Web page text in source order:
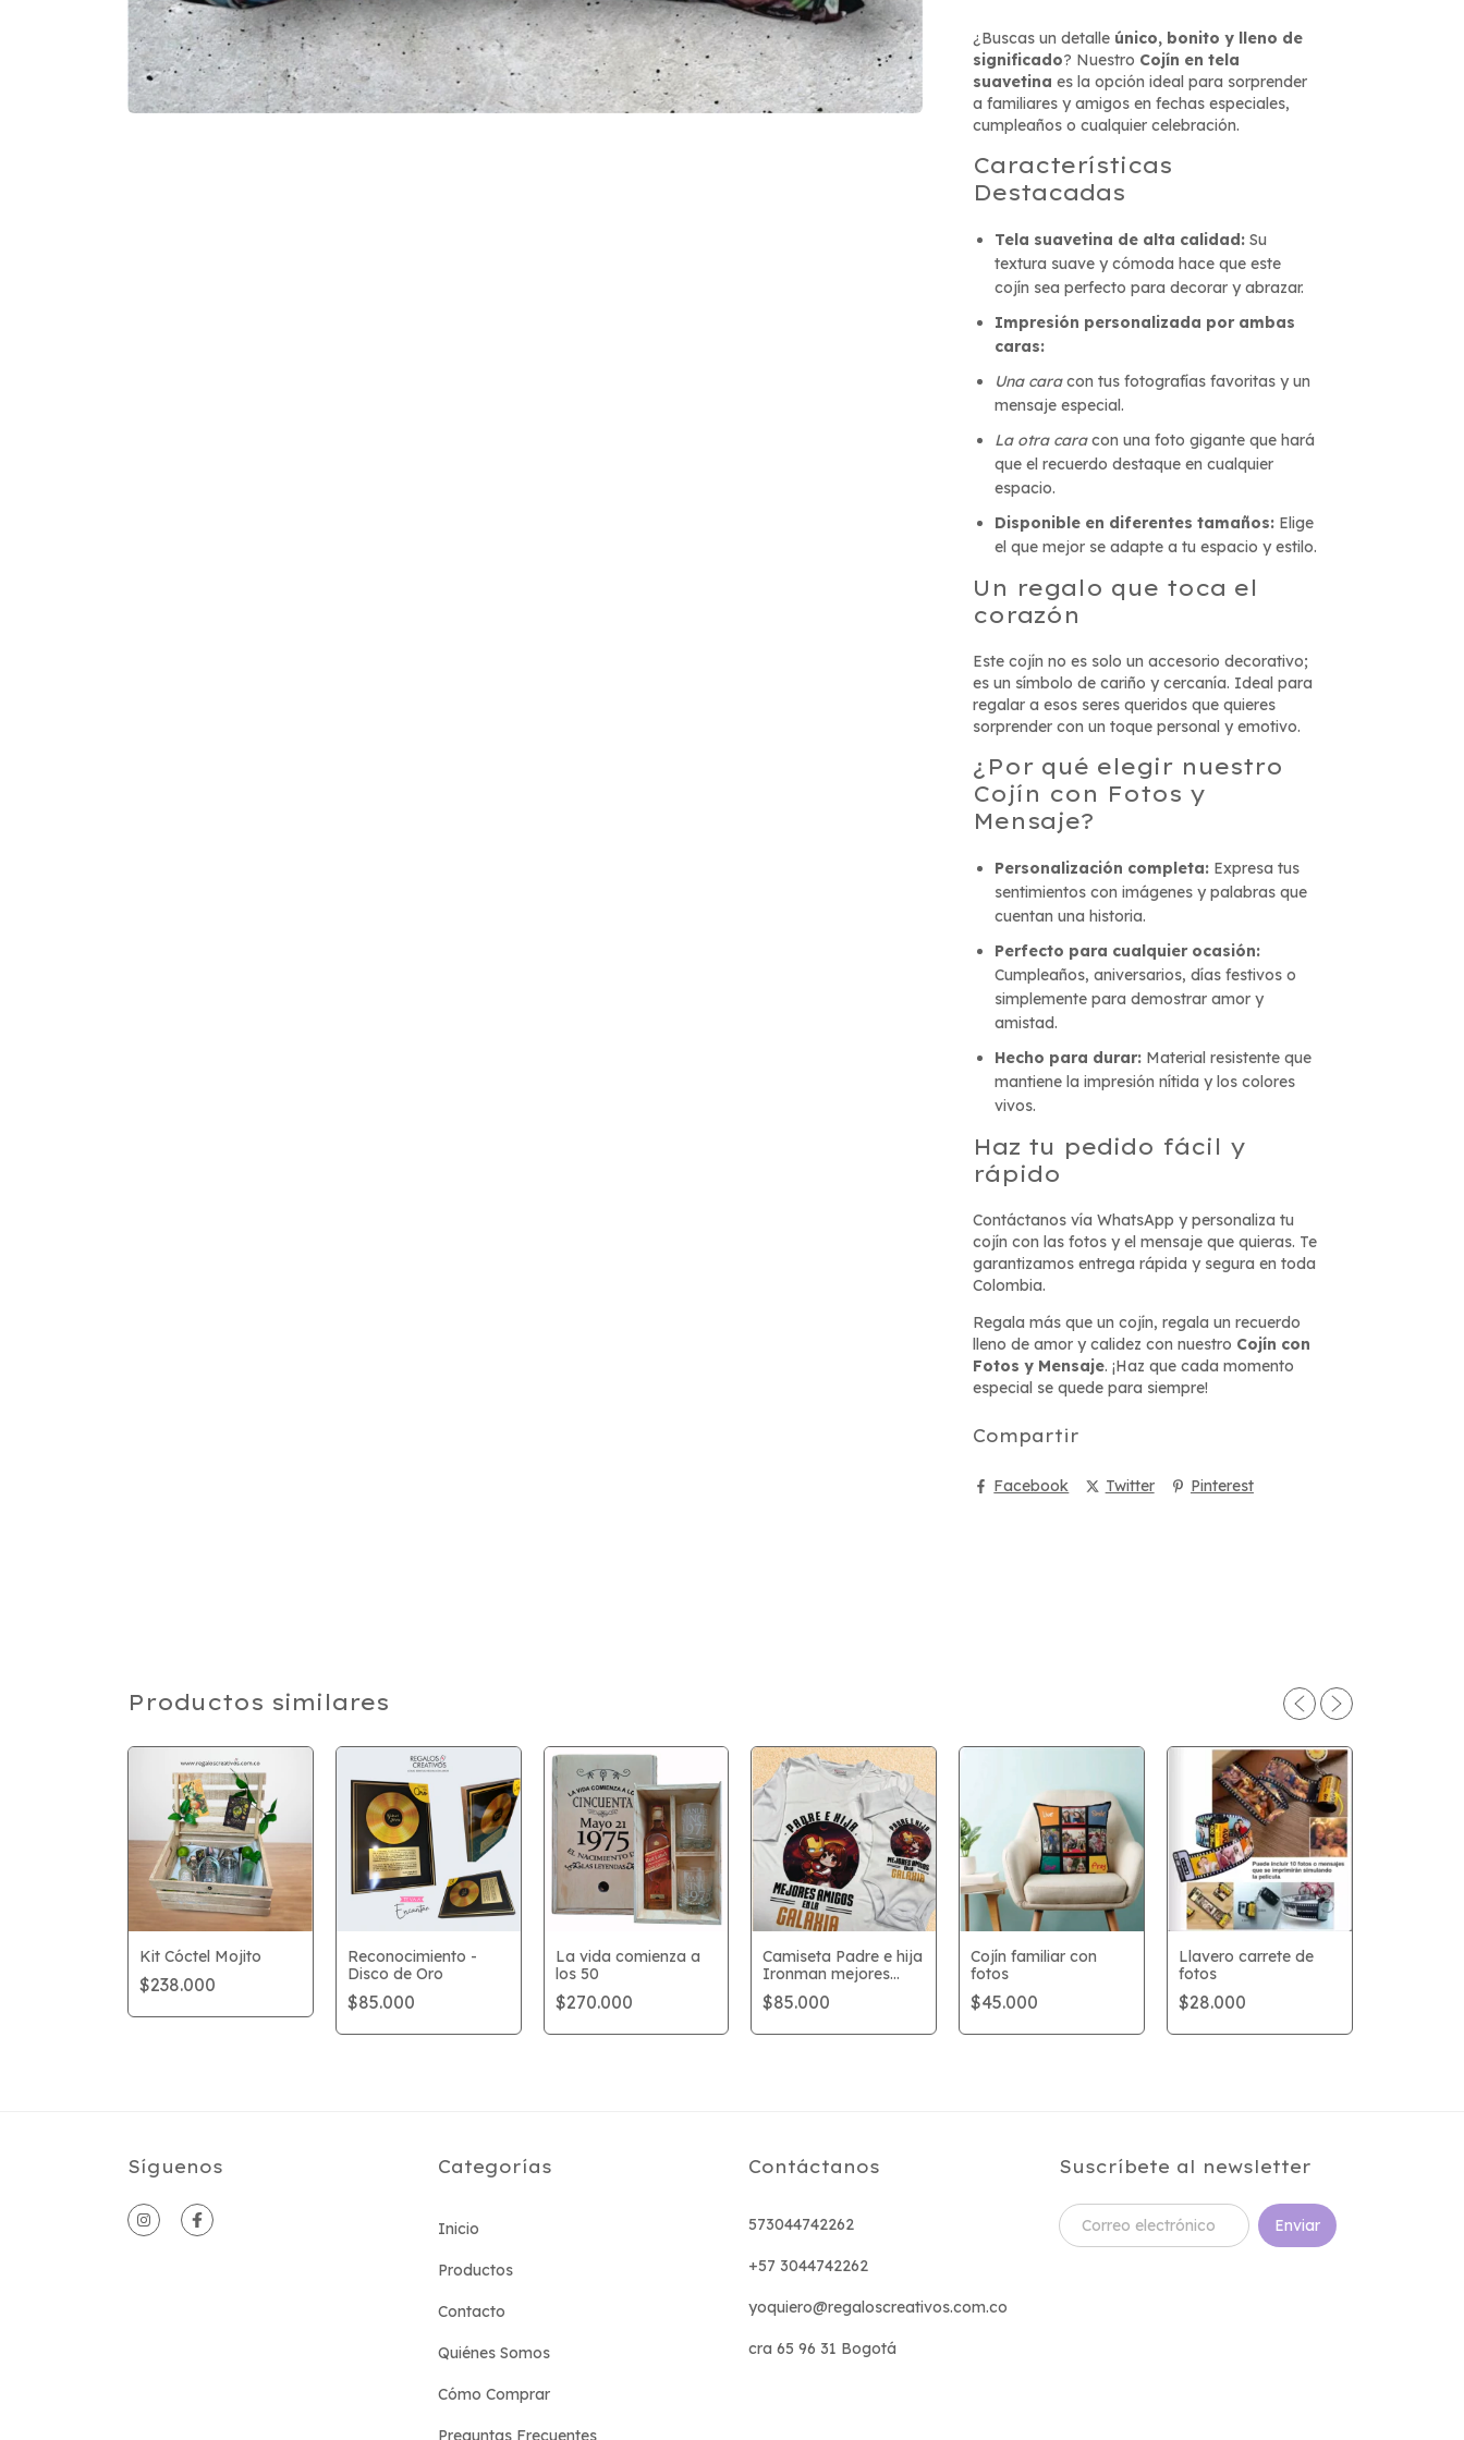
¿Buscas un detalle único, bonito y lleno de
significado? Nuestro Cojín en tela
suavetina es la opción ideal para sorprender
a familiares y amigos en fechas especiales,
cumpleaños o cualquier celebración.
Características
Destacadas
Tela suavetina de alta calidad: Su
textura suave y cómoda hace que este
cojín sea perfecto para decorar y abrazar.
Impresión personalizada por ambas
caras:
Una caracon tus fotografías favoritas y un
mensaje especial.
La otra caracon una foto gigante que hará
que el recuerdo destaque en cualquier
espacio.
Disponible en diferentes tamaños: Elige
el que mejor se adapte a tu espacio y estilo.
Un regalo que toca el
corazón
Este cojín no es solo un accesorio decorativo;
es un símbolo de cariño y cercanía. Ideal para
regalar a esos seres queridos que quieres
sorprender con un toque personal y emotivo.
¿Por qué elegir nuestro
Cojín con Fotos y
Mensaje?
Personalización completa: Expresa tus
sentimientos con imágenes y palabras que
cuentan una historia.
Perfecto para cualquier ocasión:
Cumpleaños, aniversarios, días festivos o
simplemente para demostrar amor y
amistad.
Hecho para durar: Material resistente que
mantiene la impresión nítida y los colores
vivos.
Haz tu pedido fácil y
rápido
Contáctanos vía WhatsApp y personaliza tu
cojín con las fotos y el mensaje que quieras. Te
garantizamos entrega rápida y segura en toda
Colombia.
Regala más que un cojín, regala un recuerdo
lleno de amor y calidez con nuestro Cojín con
Fotos y Mensaje. ¡Haz que cada momento
especial se quede para siempre!
Compartir
Facebook Twitter Pinterest
Productos similares
Kit Cóctel Mojito
$238.000
Reconocimiento -
Disco de Oro
$85.000
La vida comienza a
los 50
$270.000
Camiseta Padre e hija
Ironman mejores
amigos en la galaxia
$85.000
Cojín familiar con
fotos
$45.000
Llavero carrete de
fotos
$28.000
Síguenos Categorías
Inicio
Productos
Contacto
Quiénes Somos
Cómo Comprar
Preguntas Frecuentes
Contáctanos
573044742262
+57 3044742262
yoquiero@regaloscreativos.com.co
cra 65 96 31 Bogotá
Suscríbete al newsletter